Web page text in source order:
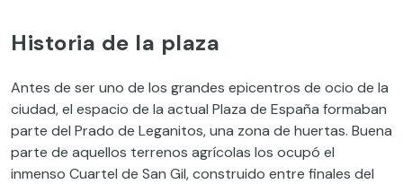
Historia de la plaza
Antes de ser uno de los grandes epicentros de ocio de la
ciudad, el espacio de la actual Plaza de España formaban
parte del Prado de Leganitos, una zona de huertas. Buena
parte de aquellos terrenos agrícolas los ocupó el
inmenso Cuartel de San Gil, construido entre finales del